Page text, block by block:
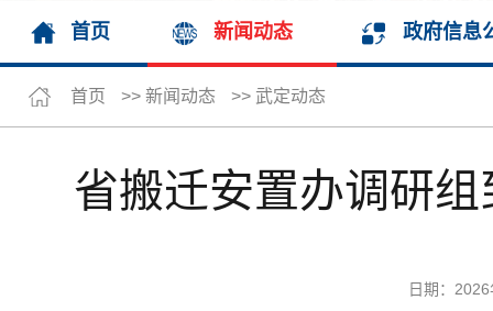
首页 新闻动态 政府信息
首页 >> 新闻动态 >> 武定动态
省搬迁安置办调研
日期：